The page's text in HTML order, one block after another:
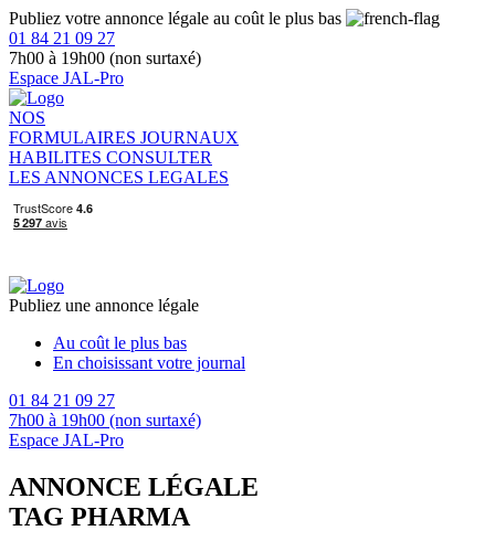
Publiez votre annonce légale au coût le plus bas
01 84 21 09 27
7h00 à 19h00 (non surtaxé)
Espace JAL-Pro
NOS
FORMULAIRES JOURNAUX
HABILITES CONSULTER
LES ANNONCES LEGALES
Publiez une annonce légale
Au coût le plus bas
En choisissant votre journal
01 84 21 09 27
7h00 à 19h00 (non surtaxé)
Espace JAL-Pro
ANNONCE LÉGALE
TAG PHARMA